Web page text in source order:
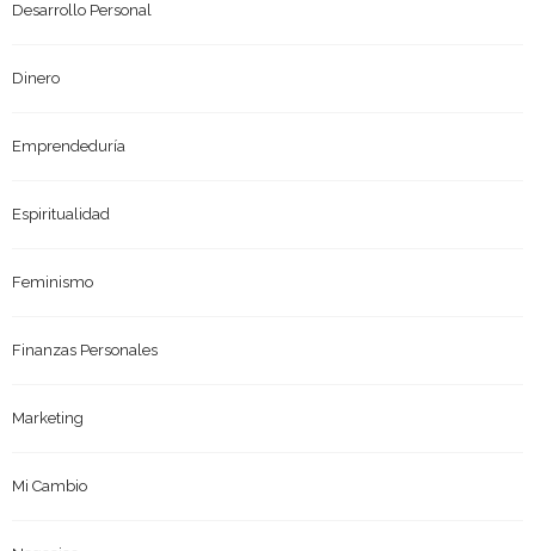
Desarrollo Personal
Dinero
Emprendeduría
Espiritualidad
Feminismo
Finanzas Personales
Marketing
Mi Cambio